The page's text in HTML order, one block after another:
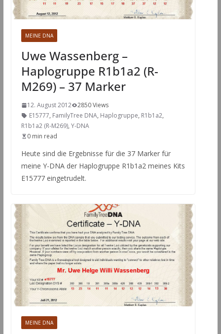
MEINE DNA
Uwe Wassenberg –
Haplogruppe R1b1a2 (R-
M269) – 37 Marker
12. August 2012
2850 Views
E15777, FamilyTree DNA, Haplogruppe, R1b1a2,
R1b1a2 (R-M269), Y-DNA
0 min read
Heute sind die Ergebnisse für die 37 Marker für
meine Y-DNA der Haplogruppe R1b1a2 meines Kits
E15777 eingetrudelt.
MEINE DNA